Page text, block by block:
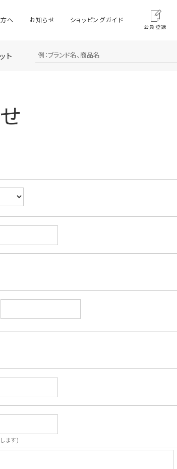
へ お知らせ ショッピングガイド
会員登録
ト
ます)